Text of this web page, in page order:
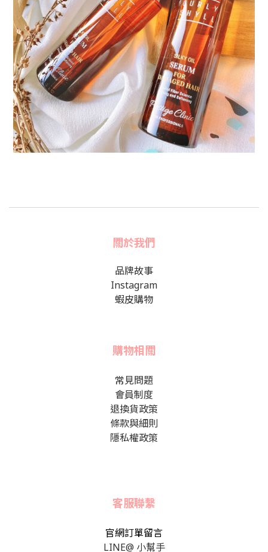
關於我們
品牌故事
Instagram
蝦皮購物
購物相關
常見問題
會員制度
退換貨政策
條款與細則
隱私權政策
客服聯繫
官網訂單留言
LINE@ 小幫手